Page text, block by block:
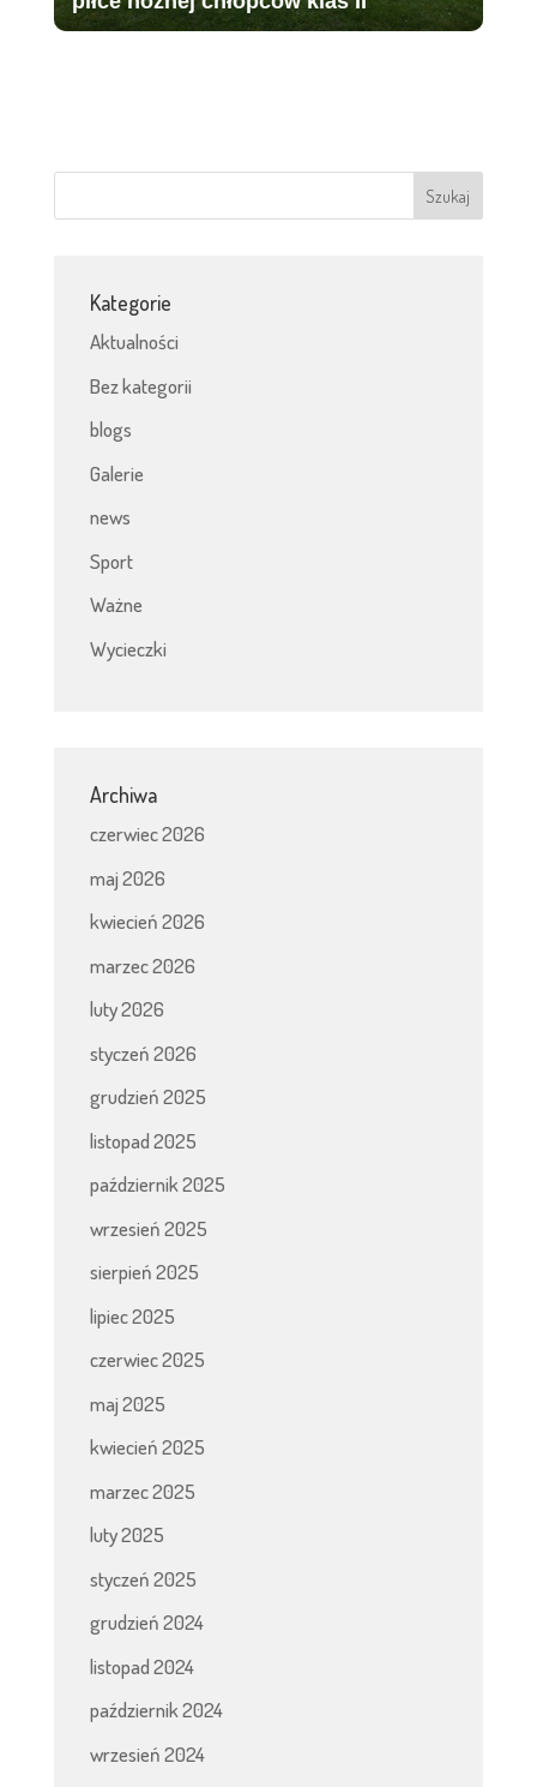
Kategorie
Aktualności
Bez kategorii
blogs
Galerie
news
Sport
Ważne
Wycieczki
Archiwa
czerwiec 2026
maj 2026
kwiecień 2026
marzec 2026
luty 2026
styczeń 2026
grudzień 2025
listopad 2025
październik 2025
wrzesień 2025
sierpień 2025
lipiec 2025
czerwiec 2025
maj 2025
kwiecień 2025
marzec 2025
luty 2025
styczeń 2025
grudzień 2024
listopad 2024
październik 2024
wrzesień 2024